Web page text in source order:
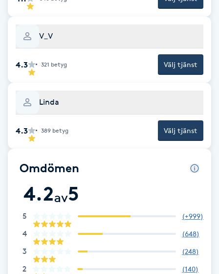
Fotsvamp
Fotvård
Fransar
Fransförlängning
Fransförlängning Megavolym
Fransförlängning Volym
Fransk manikyr
Fransrengöring
V_V
4.3 321 betyg Välj tjänst
Linda
4.3 389 betyg Välj tjänst
Omdömen
4.2av5
5 (+999)
4 (648)
3 (248)
2 (140)